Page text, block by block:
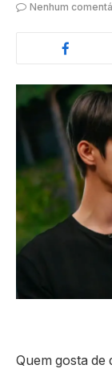
Nenhum
Quem gosta de